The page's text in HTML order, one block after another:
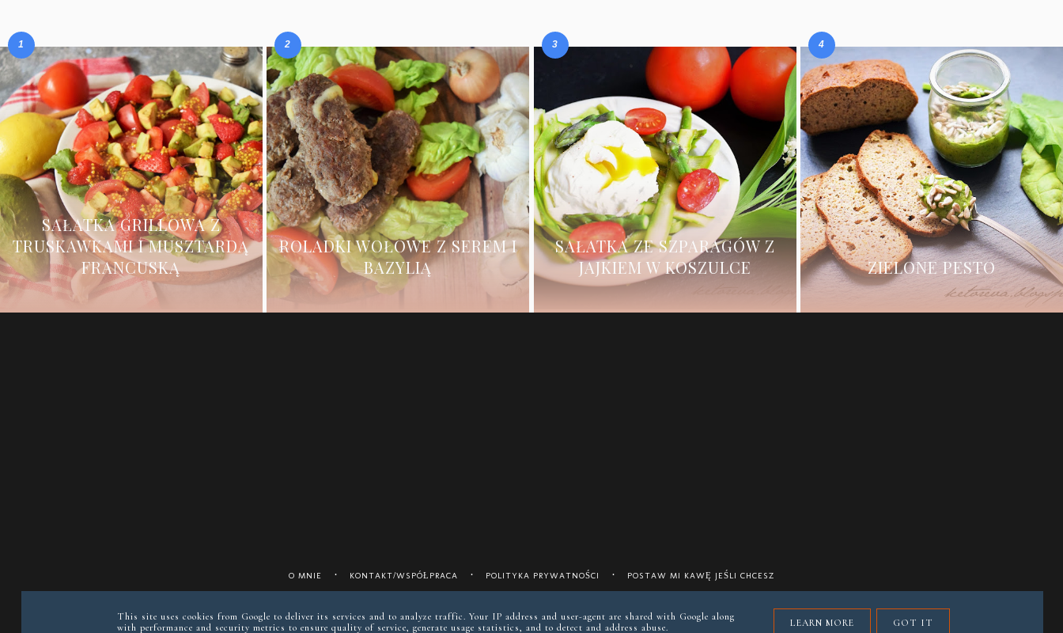
SAŁATKA GRILLOWA Z
TRUSKAWKAMI I MUSZTARDĄ
FRANCUSKĄ
ROLADKI WOŁOWE Z SEREM I
BAZYLIĄ
SAŁATKA ZE SZPARAGÓW Z
JAJKIEM W KOSZULCE
ZIELONE PESTO
O MNIE KONTAKT/WSPÓŁPRACA POLITYKA PRYWATNOŚCI POSTAW MI KAWĘ JEŚLI CHCESZ
instagram @keto__reva
This site uses cookies from Google to deliver its services and to analyze traffic. Your IP address and user-agent are shared with Google along
with performance and security metrics to ensure quality of service, generate usage statistics, and to detect and address abuse.
LEARN MORE GOT IT